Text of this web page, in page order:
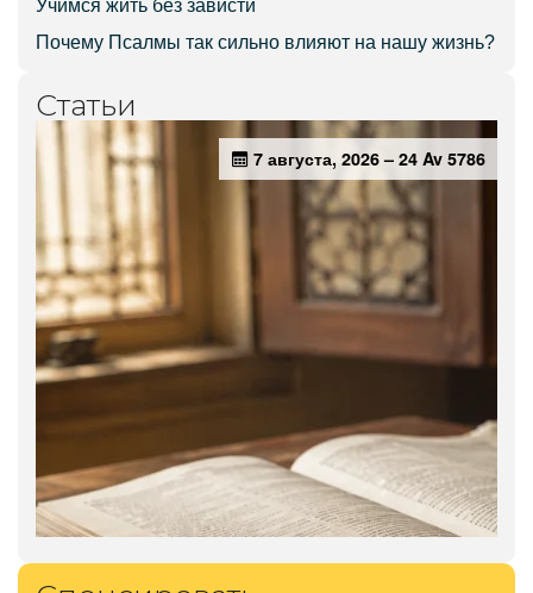
Учимся жить без зависти
Почему Псалмы так сильно влияют на нашу жизнь?
Статьи